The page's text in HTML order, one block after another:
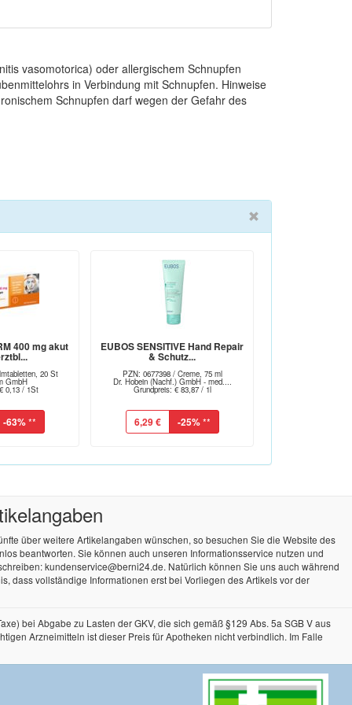
vasomotorica) oder allergischem Schnupfen
in Verbindung mit Schnupfen. Hinweise
Schnupfen darf wegen der Gefahr des
400 mg akut
20 St
GmbH
0,13 / 1St
-63%**
EUBOS SENSITIVE Hand Repair
& Schutz...
PZN: 0677398 / Creme, 75 ml
Dr. Hobein (Nachf.) GmbH - med....
Grundpreis: € 83,87 / 1l
6,29 € -25%**
über weitere Artikelangaben wünschen, so besuchen Sie die Website des
beantworten. Sie können auch unseren Informationsservice nutzen und
kundenservice@berni24.de. Natürlich können Sie uns auch während
dass vollständige Informationen erst bei Vorliegen des Artikels vor der
bei Abgabe zu Lasten der GKV, die sich gemäß §129 Abs. 5a SGB V aus
Arzneimitteln ist dieser Preis für Apotheken nicht verbindlich. Im Falle